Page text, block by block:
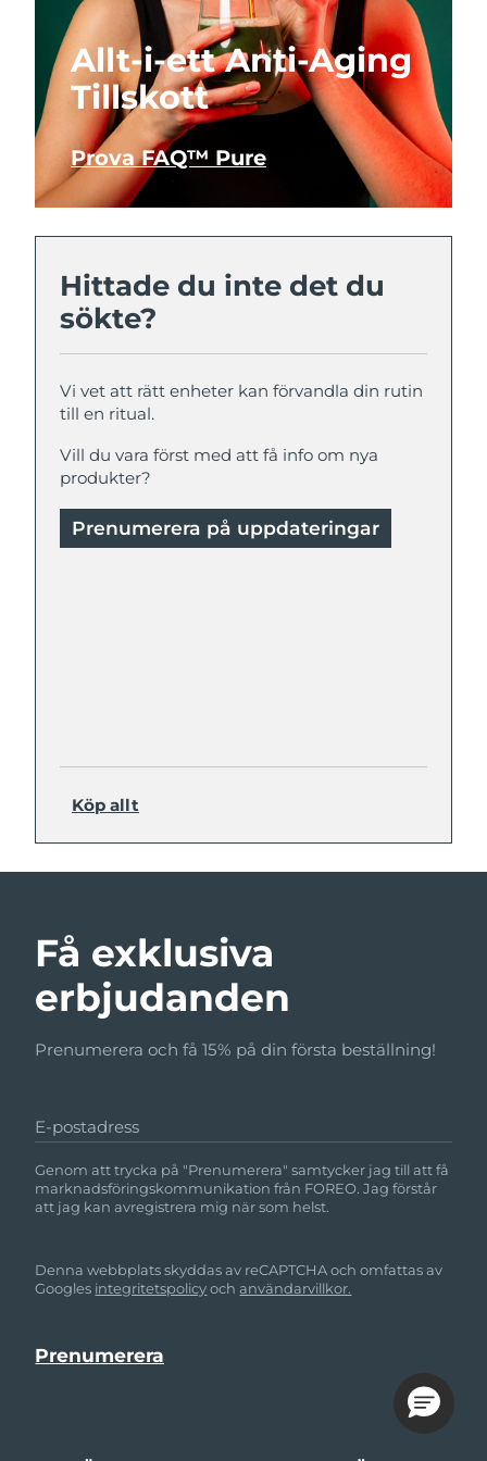
Allt-i-ett Anti-Aging
Tillskott
Prova FAQ™ Pure
Hittade du inte det du
sökte?
Vi vet att rätt enheter kan förvandla din rutin
till en ritual.
Vill du vara först med att få info om nya
produkter?
Prenumerera på uppdateringar
Köp allt
Få exklusiva
erbjudanden
Prenumerera och få 15% på din första beställning!
E-postadress
Genom att trycka på "Prenumerera" samtycker jag till att få
marknadsföringskommunikation från FOREO. Jag förstår
att jag kan avregistrera mig när som helst.
Denna webbplats skyddas av reCAPTCHA och omfattas av
Googles integritetspolicyochanvändarvillkor.